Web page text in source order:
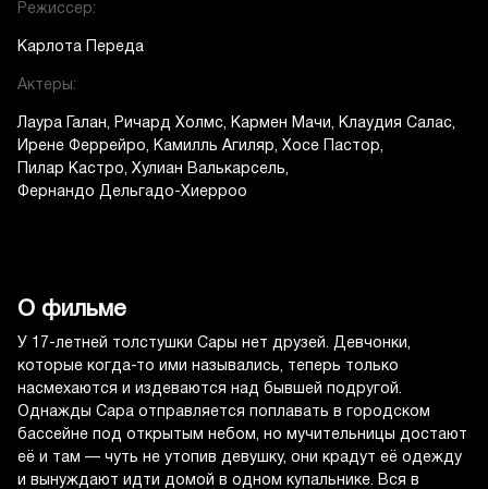
Режиссер:
Карлота Переда
Актеры:
Лаура Галан Ричард Холмс Кармен Мачи
Клаудия Салас
Ирене Феррейро
Камилль Агиляр
Хосе Пастор
Пилар Кастро
Хулиан Валькарсель
Фернандо Дельгадо-Хиерроо
О фильме
У 17-летней толстушки Сары нет друзей. Девчонки,
которые когда-то ими назывались, теперь только
насмехаются и издеваются над бывшей подругой.
Однажды Сара отправляется поплавать в городском
бассейне под открытым небом, но мучительницы достают
её и там — чуть не утопив девушку, они крадут её одежду
и вынуждают идти домой в одном купальнике. Вся в